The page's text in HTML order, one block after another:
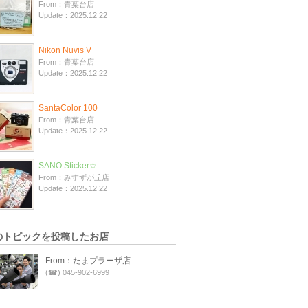
From：青葉台店
Update：2025.12.22
Nikon Nuvis V
From：青葉台店
Update：2025.12.22
SantaColor 100
From：青葉台店
Update：2025.12.22
SANO Sticker☆
From：みすずが丘店
Update：2025.12.22
トピックを投稿したお店
From：たまプラーザ店
(☎) 045-902-6999